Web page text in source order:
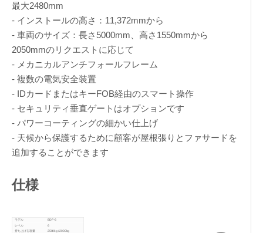
最大2480mm
- インストールの高さ：11,372mmから
- 車両のサイズ：長さ5000mm、高さ1550mmから
2050mmのリクエストに応じて
- メカニカルアンチフォールフレーム
- 複数の電気安全装置
- IDカードまたはキーFOB経由のスマート操作
- セキュリティ垂直ゲートはオプションです
- パワーコーティングの細かい仕上げ
- 天候から保護するために顧客が屋根張りとファサードを
追加することができます
仕様
モデル BDP-6
レベル 6
持ち上げる容量
2500kg / 2000kg